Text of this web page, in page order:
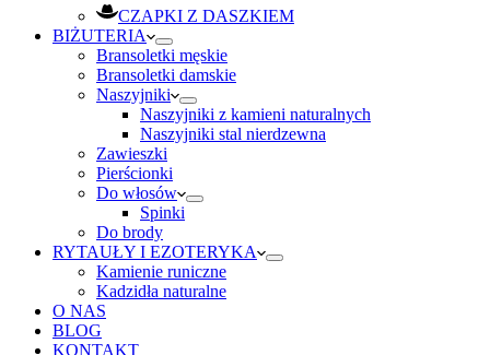
CZAPKI Z DASZKIEM
BIŻUTERIA
Bransoletki męskie
Bransoletki damskie
Naszyjniki
Naszyjniki z kamieni naturalnych
Naszyjniki stal nierdzewna
Zawieszki
Pierścionki
Do włosów
Spinki
Do brody
RYTAUŁY I EZOTERYKA
Kamienie runiczne
Kadzidła naturalne
O NAS
BLOG
KONTAKT